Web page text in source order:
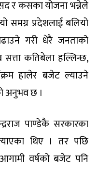
र कसका योजना भन्नेले
समग्र प्रदेशलाई बलियो
गरी धेरै जनताको
कतिबेला हल्लिन्छ,
हालेर बजेट ल्याउने
अनुभव छ ।
पाण्डेकै सरकारका
थिए । तर पछि
वर्षको बजेट पनि